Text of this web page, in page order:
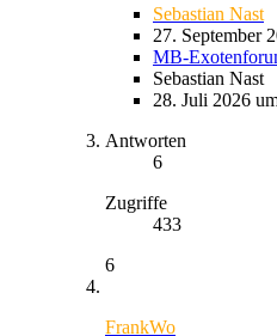
Sebastian Nast
27. September
MB-
Sebastian Nast
28. Juli 2026
Antworten
6
Zugriffe
433
6
FrankWo